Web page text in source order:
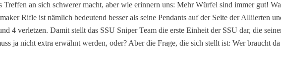
Treffen an sich schwerer macht, aber wie erinnern uns: Mehr Würfel sind immer gut!
Rifle ist nämlich bedeutend besser als seine Pendants auf der Seite der Alliierten
4 verletzen. Damit stellt das SSU Sniper Team die erste Einheit der SSU dar, die
ja nicht extra erwähnt werden, oder? Aber die Frage, die sich stellt ist: Wer braucht